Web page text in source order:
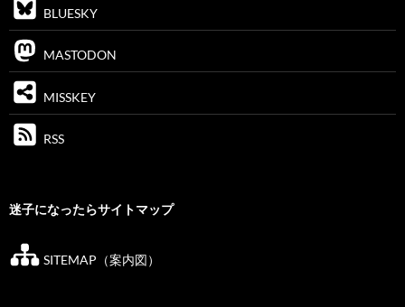
BLUESKY
MASTODON
MISSKEY
RSS
迷子になったらサイトマップ
SITEMAP（案内図）